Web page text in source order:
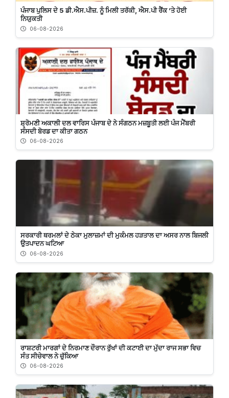
ਪੰਜਾਬ ਪੁਲਿਸ ਦੇ 5 ਡੀ.ਐਸ.ਪੀਜ਼. ਨੂੰ ਮਿਲੀ ਤਰੱਕੀ, ਐਸ.ਪੀ ਰੈਂਕ ’ਤੇ ਹੋਈ
ਨਿਯੁਕਤੀ
06-08-2026
ਸ਼੍ਰੋਮਣੀ ਅਕਾਲੀ ਦਲ ਵਾਰਿਸ ਪੰਜਾਬ ਦੇ ਨੇ ਸੰਗਠਨ ਮਜ਼ਬੂਤੀ ਲਈ ਪੰਜ ਮੈਂਬਰੀ
ਸੰਸਦੀ ਬੋਰਡ ਦਾ ਕੀਤਾ ਗਠਨ
06-08-2026
ਸਰਕਾਰੀ ਥਰਮਲਾਂ ਦੇ ਠੇਕਾ ਮੁਲਾਜ਼ਮਾਂ ਦੀ ਮੁਕੰਮਲ ਹੜਤਾਲ ਦਾ ਅਸਰ ਨਾਲ ਬਿਜਲੀ
ਉਤਪਾਦਨ ਘਟਿਆ
06-08-2026
ਰਾਸ਼ਟਰੀ ਮਾਰਗਾਂ ਦੇ ਨਿਰਮਾਣ ਦੌਰਾਨ ਰੁੱਖਾਂ ਦੀ ਕਟਾਈ ਦਾ ਮੁੱਦਾ ਰਾਜ ਸਭਾ ਵਿਚ
ਸੰਤ ਸੀਚੇਵਾਲ ਨੇ ਚੁੱਕਿਆ
06-08-2026